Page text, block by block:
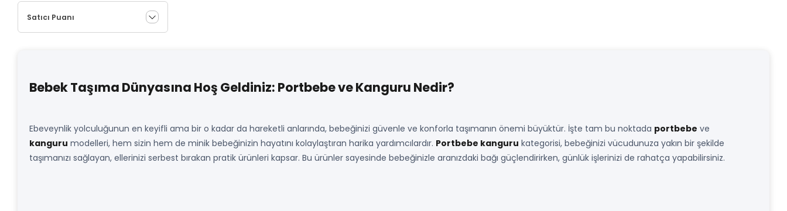
Satıcı Puanı
Bebek Taşıma Dünyasına Hoş Geldiniz: Portbebe ve Kanguru Nedir?
Ebeveynlik yolculuğunun en keyifli ama bir o kadar da hareketli anlarında, bebeğinizi güvenle ve konforla taşımanın önemi büyüktür. İşte tam bu noktada portbebe ve
kanguru modelleri, hem sizin hem de minik bebeğinizin hayatını kolaylaştıran harika yardımcılardır. Portbebe kanguru kategorisi, bebeğinizi vücudunuza yakın bir şekilde
taşımanızı sağlayan, ellerinizi serbest bırakan pratik ürünleri kapsar. Bu ürünler sayesinde bebeğinizle aranızdaki bağı güçlendirirken, günlük işlerinizi de rahatça yapabilirsiniz.